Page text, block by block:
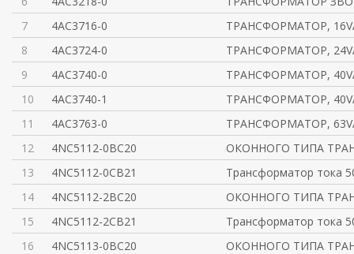
7
4AC3716-0
ТРАНСФОРМАТОР,
8
4AC3724-0
ТРАНСФОРМАТОР,
9
4AC3740-0
ТРАНСФОРМАТОР,
10
4AC3740-1
ТРАНСФОРМАТОР,
11
4AC3763-0
ТРАНСФОРМАТОР,
12
4NC5112-0BC20
ОКОННОГО ТИПА
13
4NC5112-0CB21
Трансформатор тока
14
4NC5112-2BC20
ОКОННОГО ТИПА
15
4NC5112-2CB21
Трансформатор тока
16
4NC5113-0BC20
ОКОННОГО ТИПА